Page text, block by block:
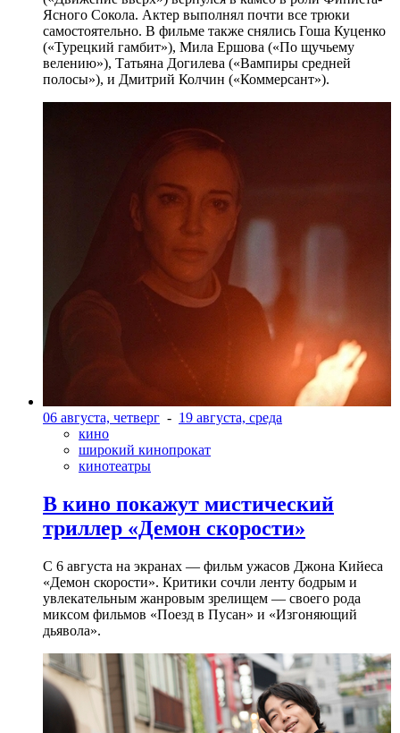
Ясного Сокола. Актер выполнял почти все трюки
самостоятельно. В фильме также снялись Гоша Куценко
(«Турецкий гамбит»), Мила Ершова («По щучьему
велению»), Татьяна Догилева («Вампиры средней
полосы»), и Дмитрий Колчин («Коммерсант»).
06 августа, четверг - 19 августа, среда
кино
широкий кинопрокат
кинотеатры
В кино покажут мистический
триллер «Демон скорости»
С 6 августа на экранах — фильм ужасов Джона Кийеса
«Демон скорости». Критики сочли ленту бодрым и
увлекательным жанровым зрелищeм — своего рода
миксом фильмов «Поезд в Пусан» и «Изгоняющий
дьявола».